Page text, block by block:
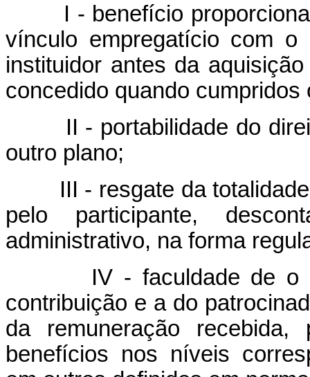
I - benefício proporcional
vínculo empregatício com
instituidor antes da
concedido quando
II - portabilidade do
outro plano;
III - resgate da totalidade
pelo participante,
administrativo, na forma
IV - faculdade de o
contribuição e a do
da remuneração
benefícios nos níveis